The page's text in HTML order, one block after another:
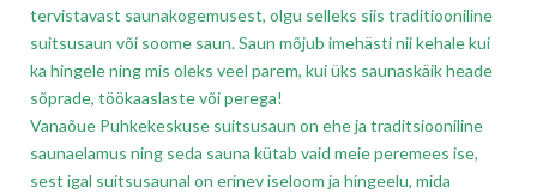
tervistavast saunakogemusest, olgu selleks siis traditiooniline
suitsusaun või soome saun. Saun mõjub imehästi nii kehale kui
ka hingele ning mis oleks veel parem, kui üks saunaskäik heade
sõprade, töökaaslaste või perega!
Vanaõue Puhkekeskuse suitsusaun on ehe ja traditsiooniline
saunaelamus ning seda sauna kütab vaid meie peremees ise,
sest igal suitsusaunal on erinev iseloom ja hingeelu, mida